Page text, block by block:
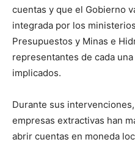
cuentas y que el Gobierno
integrada por los
Presupuestos y Minas e
representantes de cada
implicados.
Durante sus
empresas extractivas han
abrir cuentas en moneda